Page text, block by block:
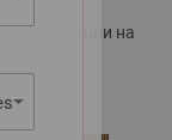
инструкции на